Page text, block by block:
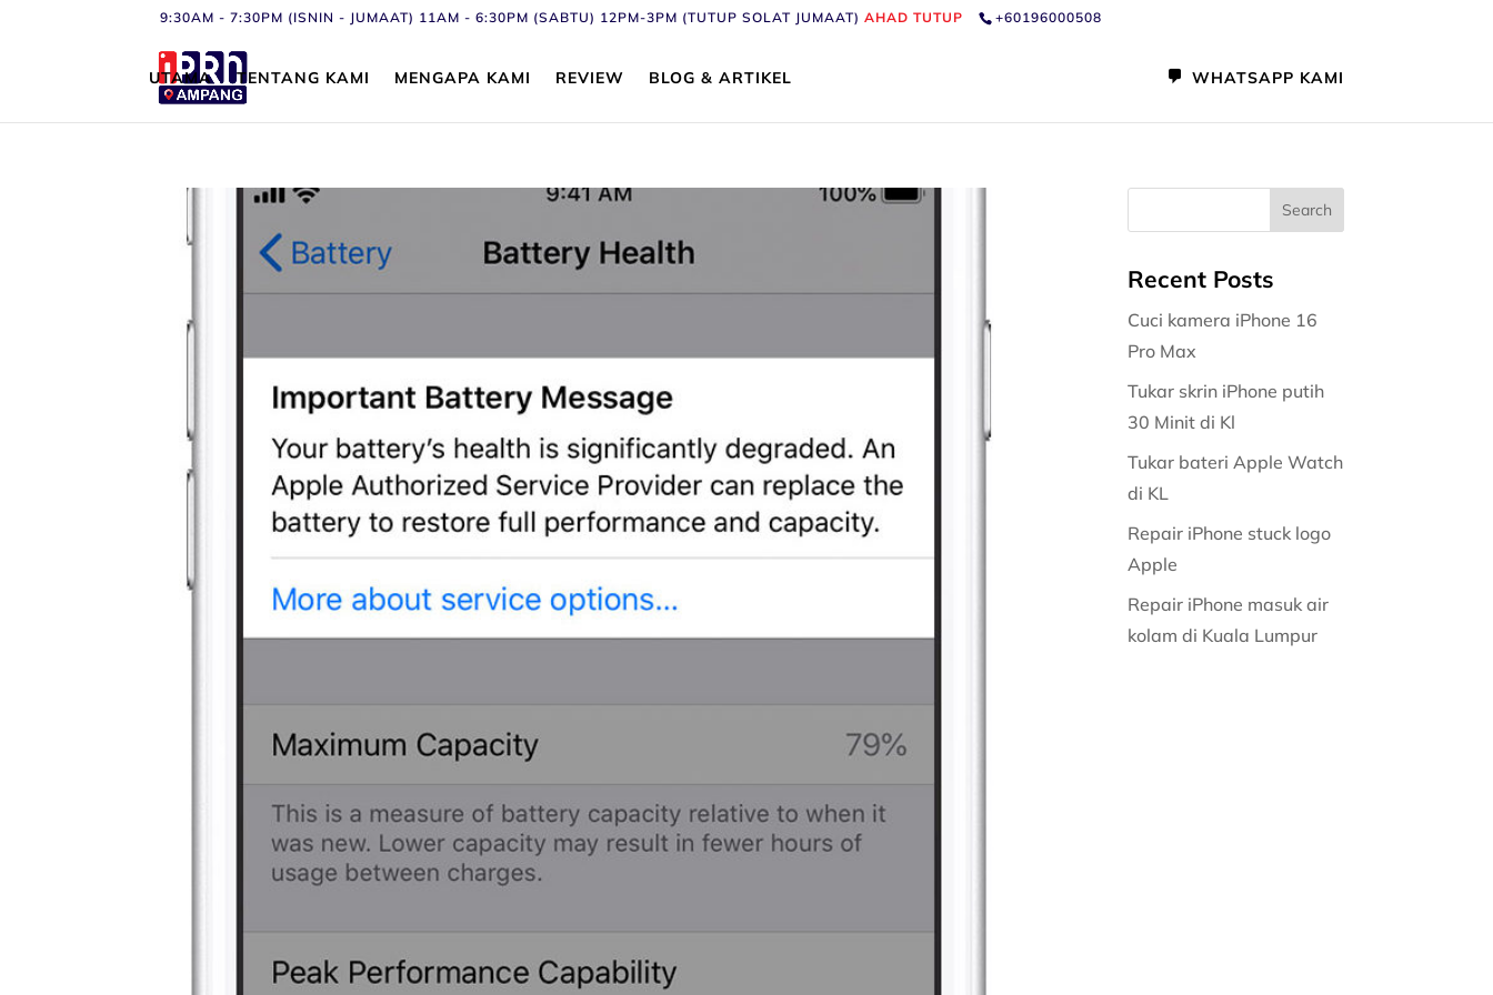
9:30AM - 7:30PM (ISNIN - JUMAAT) 11AM - 6:30PM (SABTU) 12PM-3PM (TUTUP SOLAT JUMAAT)AHAD TUTUP +60196000508
UTAMA TENTANG KAMI MENGAPA KAMI REVIEW BLOG & ARTIKEL WHATSAPP KAMI
Recent Posts
Cuci kamera iPhone 16
Pro Max
Tukar skrin iPhone putih
30 Minit di Kl
Tukar bateri Apple Watch
di KL
Repair iPhone stuck logo
Apple
Repair iPhone masuk air
kolam di Kuala Lumpur